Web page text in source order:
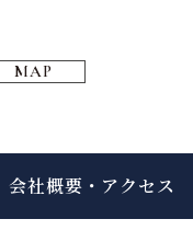
MAP
会社概要・アクセス